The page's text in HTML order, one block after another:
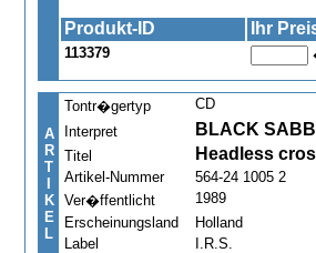
Produkt-ID Ihr
113379
A
R
T
K
E
L
Tontr�gertyp
CD
Interpret
BLACK
Titel Headless
Artikel-Nummer
564-24 1005 2
Ver�ffentlicht
1989
Erscheinungsland
Holland
Label
I.R.S.